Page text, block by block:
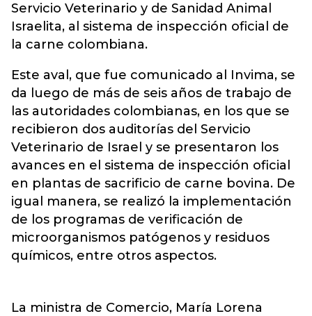
Servicio Veterinario y de Sanidad Animal
Israelita, al sistema de inspección oficial de
la carne colombiana.
Este aval, que fue comunicado al Invima, se
da luego de más de seis años de trabajo de
las autoridades colombianas, en los que se
recibieron dos auditorías del Servicio
Veterinario de Israel y se presentaron los
avances en el sistema de inspección oficial
en plantas de sacrificio de carne bovina. De
igual manera, se realizó la implementación
de los programas de verificación de
microorganismos patógenos y residuos
químicos, entre otros aspectos.
La ministra de Comercio, María Lorena